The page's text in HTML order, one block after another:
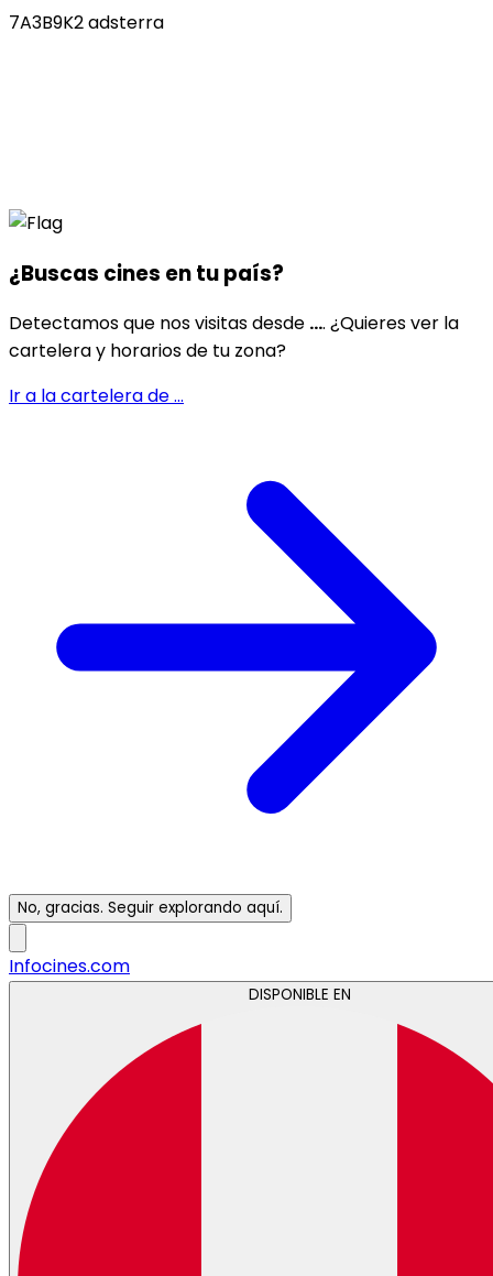
7A3B9K2 adsterra
¿Buscas cines entu país?
Detectamos que nos visitas desde .... ¿Quieres ver la
cartelera y horarios de tu zona?
Ir a la cartelera de...
No, gracias. Seguir explorando aquí.
Infocines.com
DISPONIBLE EN